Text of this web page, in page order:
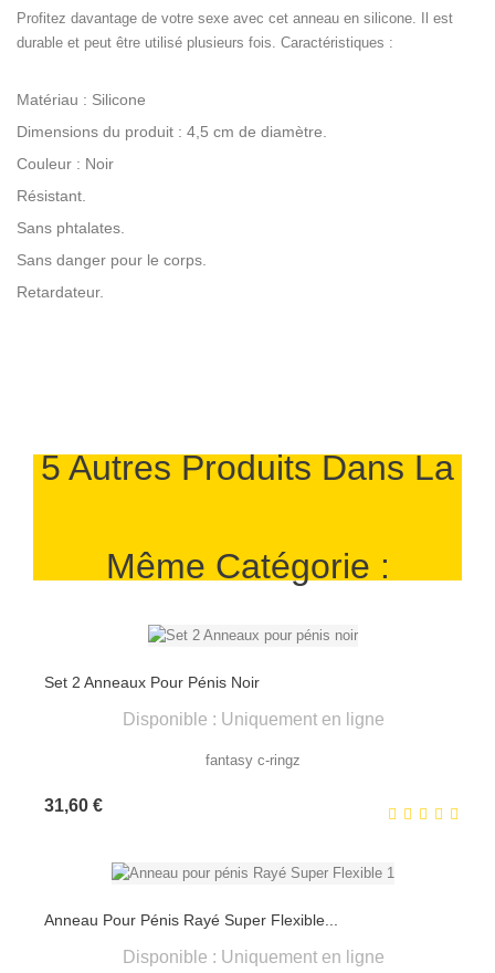
Profitez davantage de votre sexe avec cet anneau en silicone. Il est
durable et peut être utilisé plusieurs fois. Caractéristiques :
Matériau : Silicone
Dimensions du produit : 4,5 cm de diamètre.
Couleur : Noir
Résistant.
Sans phtalates.
Sans danger pour le corps.
Retardateur.
5 Autres Produits Dans La
Même Catégorie :
Set 2 Anneaux Pour Pénis Noir
Disponible : Uniquement en ligne
fantasy c-ringz
31,60 €Prix
Anneau Pour Pénis Rayé Super Flexible...
Disponible : Uniquement en ligne